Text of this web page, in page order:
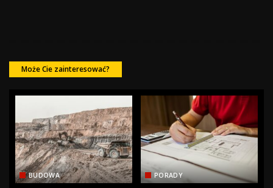
Może Cie zainteresować?
BUDOWA PORADY